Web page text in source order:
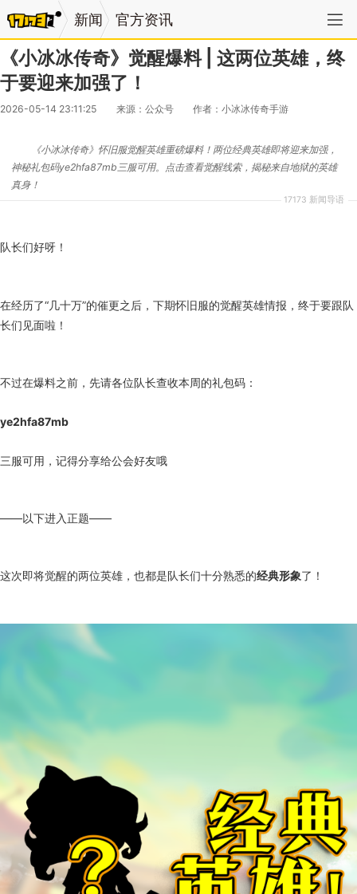
新闻 官方资讯
《小冰冰传奇》觉醒爆料 | 这两位英雄，终
于要迎来加强了！
2026-05-14 23:11:25 来源：公众号 作者：小冰冰传奇手游
17173 新闻导语
《小冰冰传奇》怀旧服觉醒英雄重磅爆料！两位经典英雄即将迎来加强，
神秘礼包码ye2hfa87mb三服可用。点击查看觉醒线索，揭秘来自地狱的英雄
真身！
队长们好呀！
在经历了“几十万”的催更之后，下期怀旧服的觉醒英雄情报，终于要跟队
长们见面啦！
不过在爆料之前，先请各位队长查收本周的礼包码：
ye2hfa87mb
三服可用，记得分享给公会好友哦
——以下进入正题——
这次即将觉醒的两位英雄，也都是队长们十分熟悉的经典形象了！